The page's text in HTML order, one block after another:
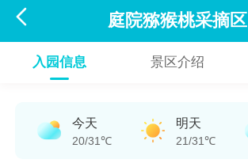
 庭院猕猴桃采摘区
入园信息 景区介绍
今天
20/31℃
明天
21/31℃